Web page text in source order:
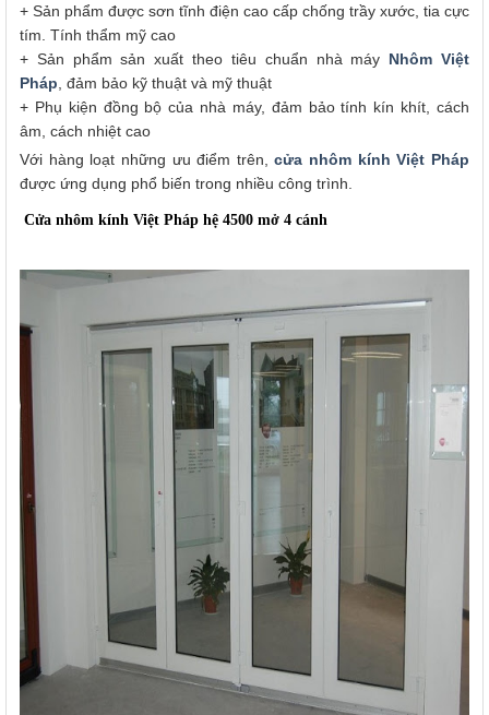
+ Sản phẩm được sơn tĩnh điện cao cấp chống trầy xước, tia cực
tím. Tính thẩm mỹ cao
+ Sản phẩm sản xuất theo tiêu chuẩn nhà máy Nhôm Việt
Pháp , đảm bảo kỹ thuật và mỹ thuật
+ Phụ kiện đồng bộ của nhà máy, đảm bảo tính kín khít, cách
âm, cách nhiệt cao
Với hàng loạt những ưu điểm trên,cửa nhôm kính Việt Pháp
được ứng dụng phổ biến trong nhiều công trình.
Cửa nhôm kính Việt Pháp hệ 4500 mở 4 cánh